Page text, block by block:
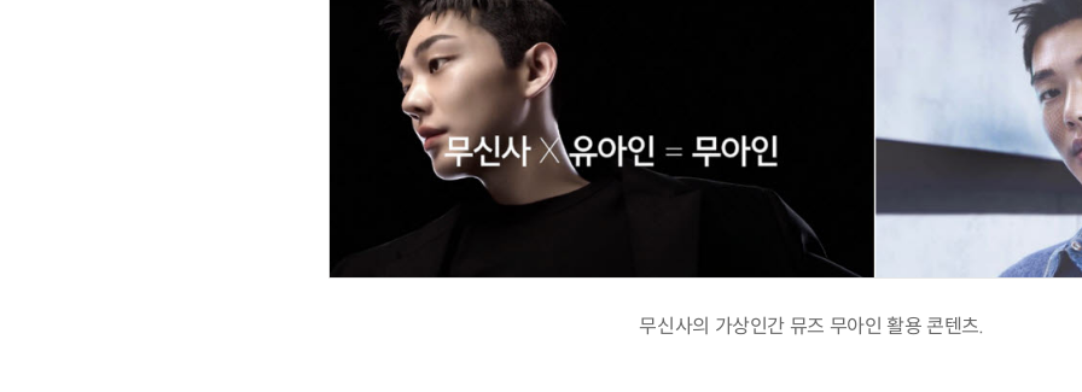
무신사의 가상인간 뮤즈 무아인 활용 콘텐츠.